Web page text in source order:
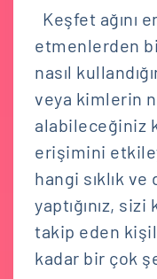
Keşfet ağını
etmenlerden
nasıl
veya kimlerin
alabileceğiniz
erişimini
hangi sıklık
yaptığınız,
takip eden
kadar bir çok